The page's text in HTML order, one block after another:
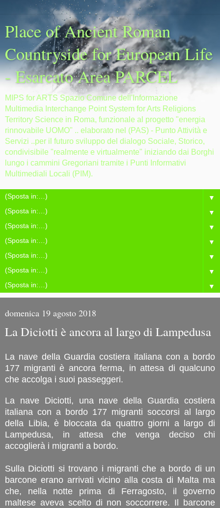
Place of Ancient Roman
Countryside for European Life
- Esarcato Area PARCEL
MIPS for ARTS Spazio Comune dell'Informazione
Multimedia Interchange Point System for Arts Religions
Territory Science in Roma, funzionale al progetto "energia
rinnovabile UOMO" .. elaborato nel (PAS) - Punto Attività e
Servizi ..per il futuro sviluppo del dialogo Sociale, Storico,
condivisibile "realmente e virtualmente" iniziando dai Borghi
lungo i cammini Gregoriani tramite i Punti Informativi
Multimediali Locali (PIM).
▼
▼
▼
▼
▼
▼
▼
domenica 19 agosto 2018
La Diciotti è ancora al largo di Lampedusa
La nave della Guardia costiera italiana con a bordo
177 migranti è ancora ferma, in attesa di qualcuno
che accolga i suoi passeggeri.
La nave Diciotti, una nave della Guardia costiera
italiana con a bordo 177 migranti soccorsi al largo
della Libia, è bloccata da quattro giorni a largo di
Lampedusa, in attesa che venga deciso chi
accoglierà i migranti a bordo.
Sulla Diciotti si trovano i migranti che a bordo di un
barcone erano arrivati vicino alla costa di Malta ma
che, nella notte prima di Ferragosto, il governo
maltese aveva scelto di non soccorrere. Il barcone